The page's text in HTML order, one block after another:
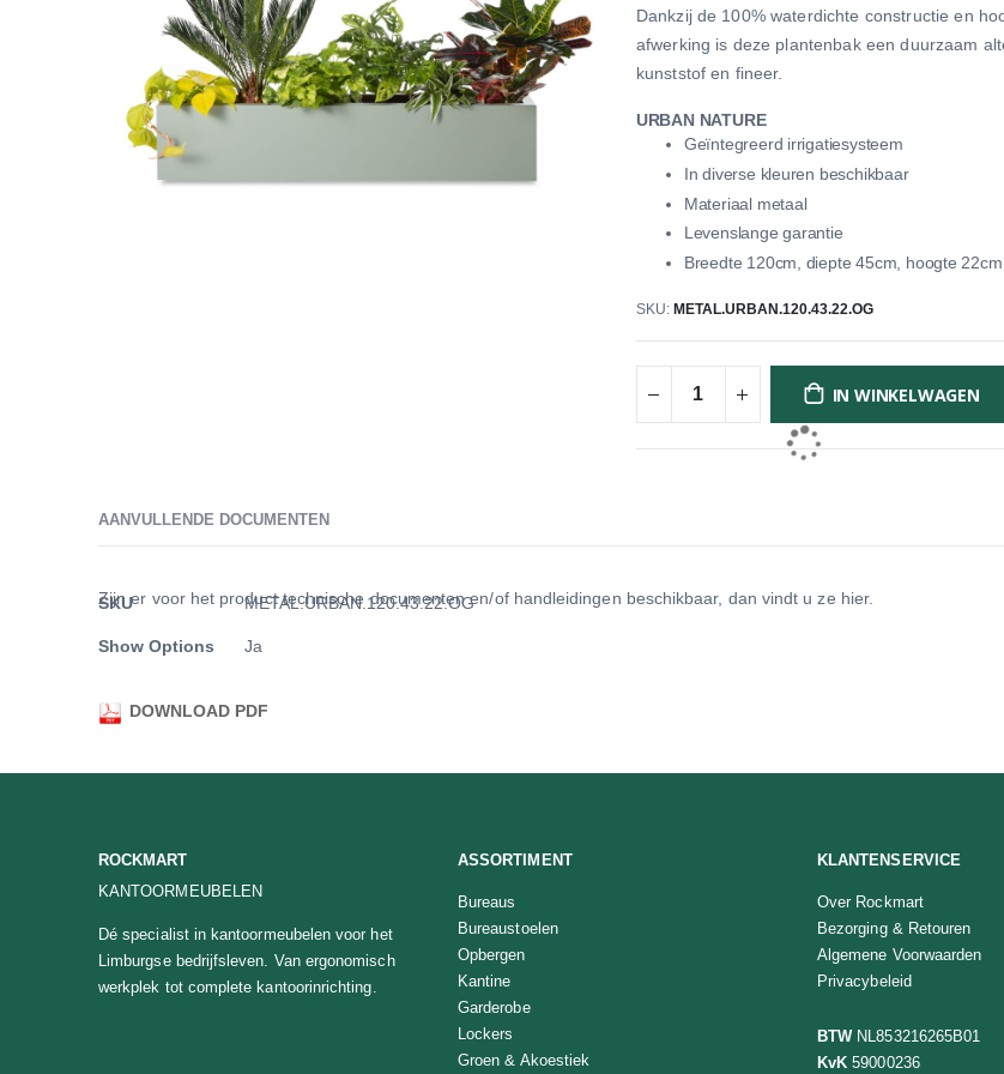
begin
afbeeldingen-
Dankzij de 100% waterdichte constructie en
afwerking is deze plantenbak een duurzaam
kunststof en fineer.
URBAN NATURE
Geïntegreerd irrigatiesysteem
In diverse kleuren beschikbaar
Materiaal metaal
Levenslange garantie
Breedte 120cm, diepte 45cm, hoogte 22cm
SKU METAL.URBAN.120.43.22.OG
IN WINKELWAGEN
Meer
SKU METAL.URBAN.120.43.22.OG
Show Options Ja
AANVULLENDE DOCUMENTEN
Zijn er voor het product technische documenten en/of handleidingen beschikbaar, dan vindt u ze hier.
DOWNLOAD PDF
ROCKMART
KANTOORMEUBELEN
Dé specialist in kantoormeubelen voor het
Limburgse bedrijfsleven. Van ergonomisch
werkplek tot complete kantoorinrichting.
ASSORTIMENT
Bureaus
Bureaustoelen
Opbergen
Kantine
Garderobe
Lockers
Groen & Akoestiek
KLANTENSERVICE
Over Rockmart
Bezorging & Retouren
Algemene Voorwaarden
Privacybeleid
BTWNL853216265B01
KvK 59000236